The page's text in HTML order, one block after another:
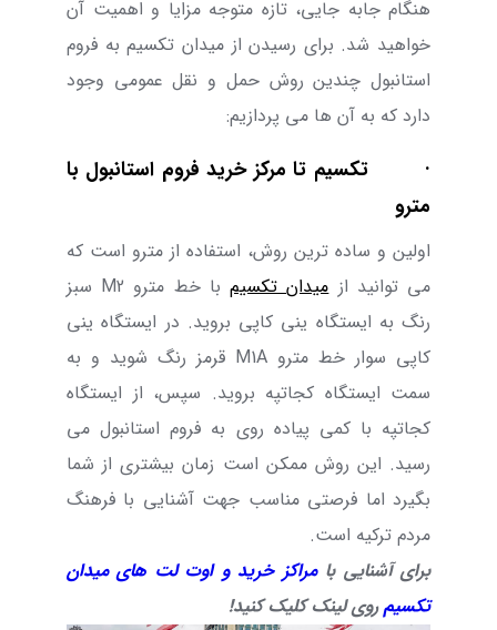
هنگام جابه جایی، تازه متوجه مزایا و اهمیت آن
خواهید شد. برای رسیدن از میدان تکسیم به فروم
استانبول چندین روش حمل و نقل عمومی وجود
دارد که به آن ها می پردازیم:
· تکسیم تا مرکز خرید فروم استانبول با
مترو
اولین و ساده ترین روش، استفاده از مترو است که
می توانید ازمیدان تکسیم
با خط مترو M2 سبز
رنگ به ایستگاه ینی کاپی بروید. در ایستگاه ینی‌
کاپی سوار خط مترو M1A قرمز رنگ شوید و به
سمت ایستگاه کجاتپه بروید. سپس، از ایستگاه
کجاتپه با کمی پیاده روی به فروم استانبول می
رسید. این روش ممکن است زمان بیشتری از شما
بگیرد اما فرصتی مناسب جهت آشنایی با فرهنگ
مردم ترکیه است.
برای آشنایی بامراکز خرید و اوت لت های میدان
تکسیمروی لینک کلیک کنید!